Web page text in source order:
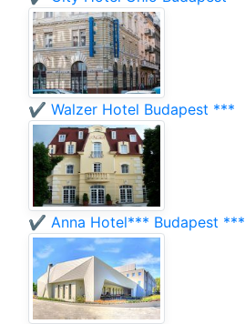
✔️ Walzer Hotel Budapest ***
✔️ Anna Hotel*** Budapest ***